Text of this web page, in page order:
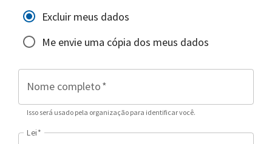
Excluir meus dados
Me envie uma cópia dos meus dados
Nome completo*
Isso será usado pela organização para identificar você.
Lei*